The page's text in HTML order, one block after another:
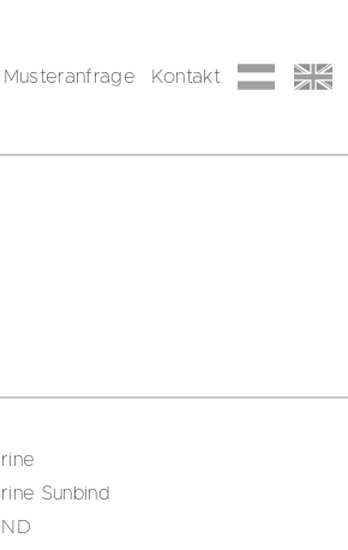
Musteranfrage Kontakt
Sunbind